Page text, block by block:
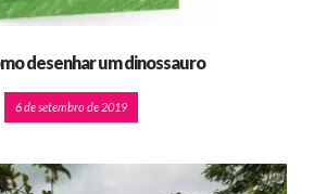
desenhar um dinossauro
6 de setembro de 2019